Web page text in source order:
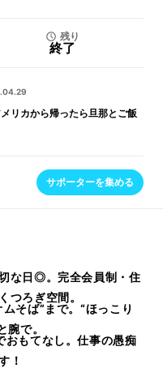
残り
終了
リカから帰ったら旦那とご飯
サポーターを集める
な日◎。完全会員制・住
つろぎ空間。
そば”まで。“ほっこり
で。
おもてなし。仕事の愚痴
！